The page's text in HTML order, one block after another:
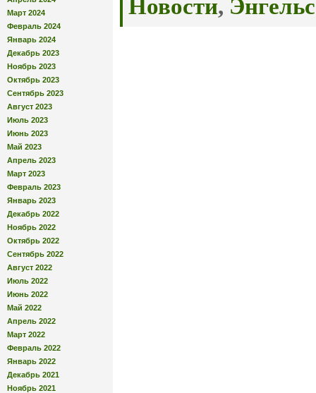
Март 2024
Февраль 2024
Январь 2024
Декабрь 2023
Ноябрь 2023
Октябрь 2023
Сентябрь 2023
Август 2023
Июль 2023
Июнь 2023
Май 2023
Апрель 2023
Март 2023
Февраль 2023
Январь 2023
Декабрь 2022
Ноябрь 2022
Октябрь 2022
Сентябрь 2022
Август 2022
Июль 2022
Июнь 2022
Май 2022
Апрель 2022
Март 2022
Февраль 2022
Январь 2022
Декабрь 2021
Ноябрь 2021
Новости, Энгельс